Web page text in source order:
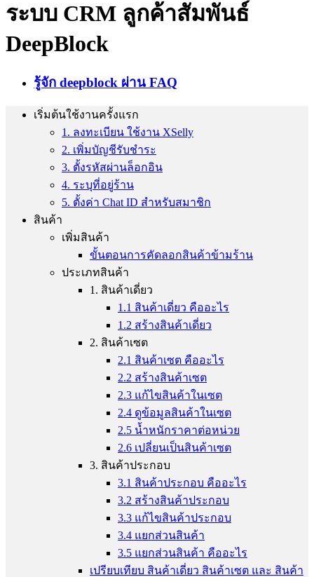
ระบบ CRM ลูกค้าสัมพันธ์
DeepBlock
รู้จัก deepblock ผ่าน FAQ
เริ่มต้นใช้งานครั้งแรก
1. ลงทะเบียน ใช้งาน XSelly
2. เพิ่มบัญชีรับชำระ
3. ตั้งรหัสผ่านล็อกอิน
4. ระบุที่อยู่ร้าน
5. ตั้งค่า Chat ID สำหรับสมาชิก
สินค้า
เพิ่มสินค้า
ขั้นตอนการคัดลอกสินค้าข้ามร้าน
ประเภทสินค้า
1. สินค้าเดี่ยว
1.1 สินค้าเดี่ยว คืออะไร
1.2 สร้างสินค้าเดี่ยว
2. สินค้าเซต
2.1 สินค้าเซต คืออะไร
2.2 สร้างสินค้าเซต
2.3 แก้ไขสินค้าในเซต
2.4 ดูข้อมูลสินค้าในเซต
2.5 น้ำหนักราคาต่อหน่วย
2.6 เปลี่ยนเป็นสินค้าเซต
3. สินค้าประกอบ
3.1 สินค้าประกอบ คืออะไร
3.2 สร้างสินค้าประกอบ
3.3 แก้ไขสินค้าประกอบ
3.4 แยกส่วนสินค้า
3.5 แยกส่วนสินค้า คืออะไร
เปรียบเทียบ สินค้าเดี่ยว สินค้าเซต และ สินค้า